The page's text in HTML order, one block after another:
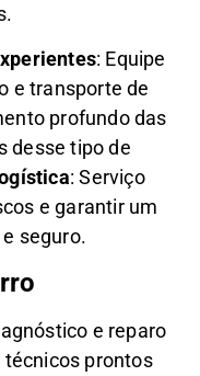
: Equipe
e transporte de
profundo das
desse tipo de
: Serviço
e garantir um
seguro.
e reparo
técnicos prontos